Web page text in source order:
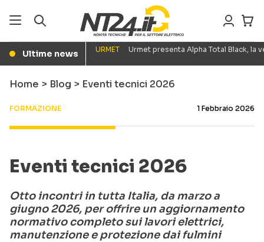
● Ultime news URMET Urmet presenta Alpha Total Black,
Home > Blog > Eventi tecnici 2026
FORMAZIONE 1 Febbraio 2026
Eventi tecnici 2026
Otto incontri in tutta Italia, da marzo a
giugno 2026, per offrire un aggiornamento
normativo completo sui lavori elettrici,
manutenzione e protezione dai fulmini